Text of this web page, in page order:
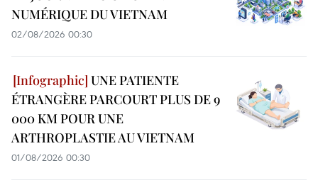
NUMÉRIQUE DU VIETNAM
02/08/2026 00:30
UNE PATIENTE
ÉTRANGÈRE PARCOURT PLUS DE 9
000 KM POUR UNE
ARTHROPLASTIE AU VIETNAM
01/08/2026 00:30